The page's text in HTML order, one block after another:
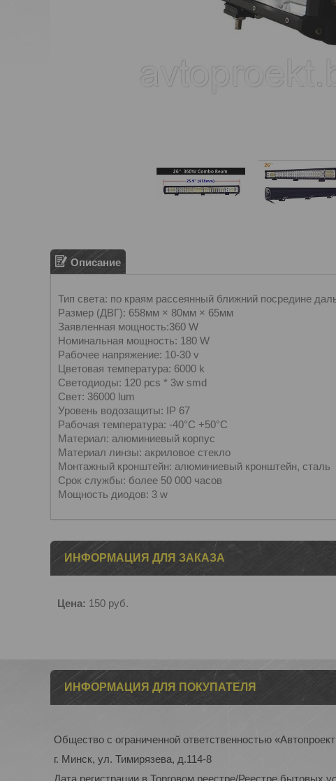
Описание
Тип света: по краям рассеянный ближний посредине
Размер (ДВГ): 658мм × 80мм × 65мм
Заявленная мощность:360 W
Номинальная мощность: 180 W
Рабочее напряжение: 10-30 v
Цветовая температура: 6000 k
Светодиоды: 120 pcs * 3w smd
Свет: 36000 lum
Уровень водозащиты: IP 67
Рабочая температура: -40°C +50°C
Материал: алюминиевый корпус
Материал линзы: акриловое стекло
Mонтажный кронштейн: алюминиевый кронштейн, сталь
Срок службы: более 50 000 часов
Мощность диодов: 3 w
ИНФОРМАЦИЯ ДЛЯ ЗАКАЗА
Цена: 150 руб.
ИНФОРМАЦИЯ ДЛЯ ПОКУПАТЕЛЯ
Общество с ограниченной ответственностью
г. Минск, ул. Тимирязева, д.114-8
Дата регистрации в Торговом реестре/Реестре бытовых